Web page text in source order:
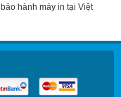
hành máy in tại Việt